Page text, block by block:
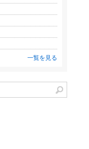
一覧を見る